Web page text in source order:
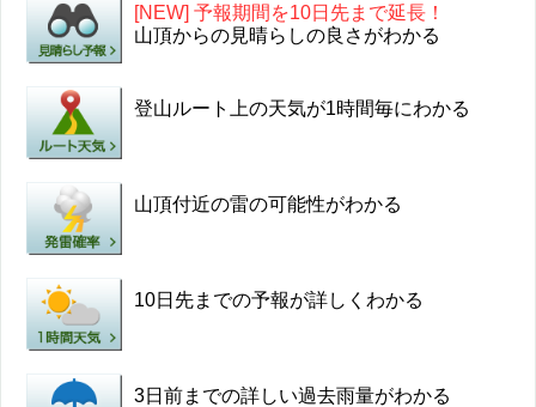
[NEW] 予報期間を10日先まで延長！
山頂からの見晴らしの良さがわかる
登山ルート上の天気が1時間毎にわかる
山頂付近の雷の可能性がわかる
10日先までの予報が詳しくわかる
3日前までの詳しい過去雨量がわかる